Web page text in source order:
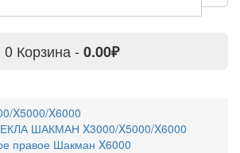
0 Корзина - 0.00₽
X5000/X6000
ШАКМАН X3000/X5000/X6000
правое Шакман X6000